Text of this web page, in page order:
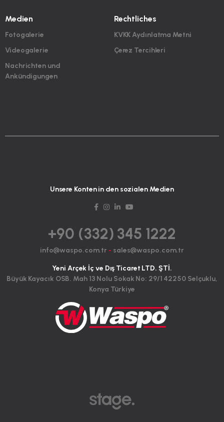
Medien
Fotogalerie
Videogalerie
Nachrichten und
Ankündigungen
Rechtliches
KVKK Aydınlatma Metni
Çerez Tercihleri
Unsere Konten in den sozialen Medien
+90 (332) 345 1222
info@waspo.com.tr - sales@waspo.com.tr
Yeni Arçek İç ve Dış Ticaret LTD. ŞTİ.
Büyük Kayacık OSB. Mah 13 Nolu Sokak No: 29/1 42250 Selçuklu,
Konya Türkiye